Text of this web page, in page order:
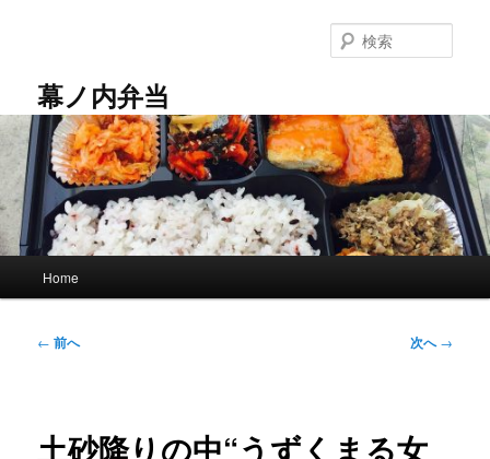
テ
ン
へ
移
動
幕ノ内弁当
索
Home
投
ゲ
ー
← 前へ 次へ→
土砂降りの中“うずくまる女